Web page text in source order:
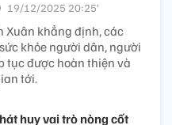
19/12/2025 20:25’
Xuân khẳng định, các
khỏe người dân, người
tục được hoàn thiện và
tới.
huy vai trò nòng cốt